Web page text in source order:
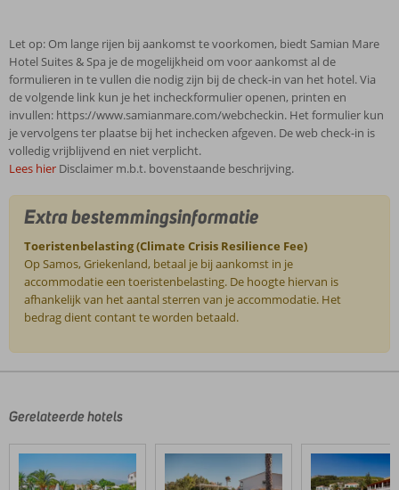
Let op: Om lange rijen bij aankomst te voorkomen, biedt Samian Mare
Hotel Suites & Spa je de mogelijkheid om voor aankomst al de
formulieren in te vullen die nodig zijn bij de check-in van het hotel. Via
de volgende link kun je het incheckformulier openen, printen en
invullen: https://www.samianmare.com/webcheckin. Het formulier kun
je vervolgens ter plaatse bij het inchecken afgeven. De web check-in is
volledig vrijblijvend en niet verplicht.
Lees hier Disclaimer m.b.t. bovenstaande beschrijving.
Extra bestemmingsinformatie
Toeristenbelasting (Climate Crisis Resilience Fee)
Op Samos, Griekenland, betaal je bij aankomst in je
accommodatie een toeristenbelasting. De hoogte hiervan is
afhankelijk van het aantal sterren van je accommodatie. Het
bedrag dient contant te worden betaald.
door
klanten
geschreven
na
Gerelateerde hotels